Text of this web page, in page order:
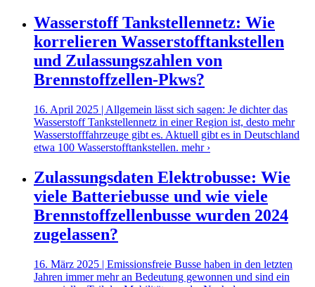
Wasserstoff Tankstellennetz: Wie
korrelieren Wasserstofftankstellen
und Zulassungszahlen von
Brennstoffzellen-Pkws?
16. April 2025 | Allgemein lässt sich sagen: Je dichter das
Wasserstoff Tankstellennetz in einer Region ist, desto mehr
Wasserstofffahrzeuge gibt es. Aktuell gibt es in Deutschland
etwa 100 Wasserstofftankstellen. mehr ›
Zulassungsdaten Elektrobusse: Wie
viele Batteriebusse und wie viele
Brennstoffzellenbusse wurden 2024
zugelassen?
16. März 2025 | Emissionsfreie Busse haben in den letzten
Jahren immer mehr an Bedeutung gewonnen und sind ein